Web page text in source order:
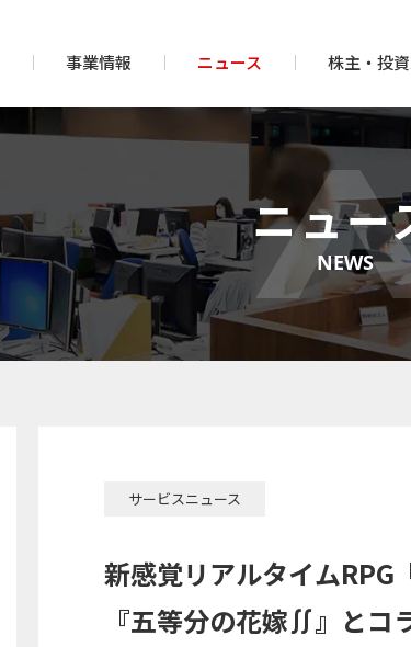
事業情報 ニュース 株主・投
ニュー
NEWS
サービスニュース
新感覚リアルタイムRPG
『五等分の花嫁∬』とコ